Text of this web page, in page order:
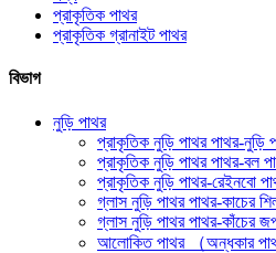
প্রাকৃতিক পাথর
প্রাকৃতিক গ্রানাইট পাথর
বিভাগ
নুড়ি পাথর
প্রাকৃতিক নুড়ি পাথর পাথর-নুড়ি
প্রাকৃতিক নুড়ি পাথর পাথর-বল
প্রাকৃতিক নুড়ি পাথর-রেইনবো
গ্লাস নুড়ি পাথর পাথর-কাচের
গ্লাস নুড়ি পাথর পাথর-কাঁচের
আলোকিত পাথর （অন্ধকার